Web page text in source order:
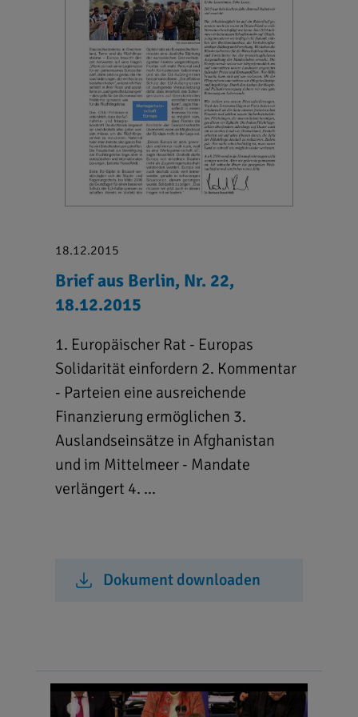
18.12.2015
Brief aus Berlin, Nr. 22,
18.12.2015
1. Europäischer Rat - Europas
Solidarität einfordern 2. Kommentar
- Parteien eine ausreichende
Finanzierung ermöglichen 3.
Auslandseinsätze in Afghanistan
und im Mittelmeer - Mandate
verlängert 4. ...
Dokument downloaden